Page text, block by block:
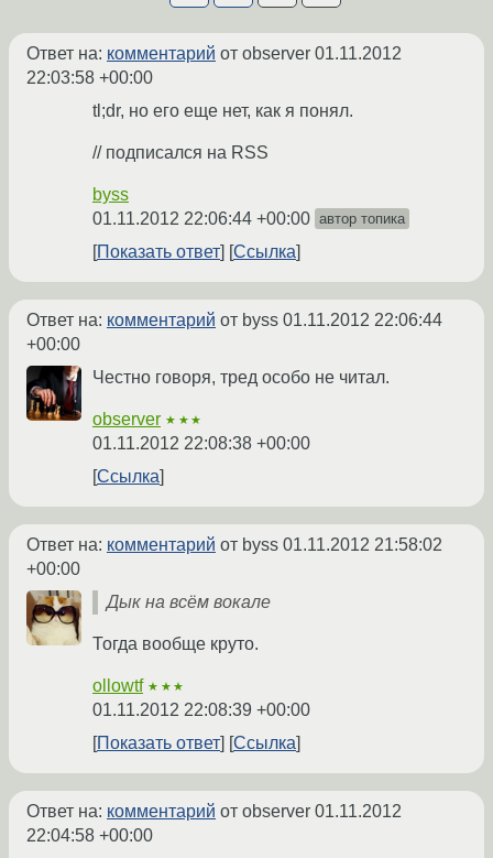
Ответ на: комментарий от observer 01.11.2012
22:03:58 +00:00
tl;dr, но его еще нет, как я понял.
// подписался на RSS
byss
01.11.2012 22:06:44 +00:00 автор топика
Показать ответ Ссылка
Ответ на: комментарий от byss 01.11.2012 22:06:44
+00:00
Честно говоря, тред особо не читал.
observer ★★★
01.11.2012 22:08:38 +00:00
Ссылка
Ответ на: комментарий от byss 01.11.2012 21:58:02
+00:00
Дык на всём вокале
Тогда вообще круто.
ollowtf ★★★
01.11.2012 22:08:39 +00:00
Показать ответ
Ссылка
Ответ на: комментарий от observer 01.11.2012
22:04:58 +00:00